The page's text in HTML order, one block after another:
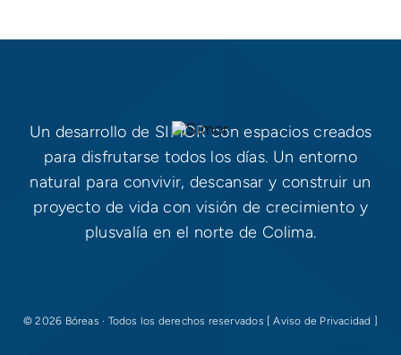
Un desarrollo de SIMOR con espacios creados
para disfrutarse todos los días. Un entorno
natural para convivir, descansar y construir un
proyecto de vida con visión de crecimiento y
plusvalía en el norte de Colima.
© 2026 Bóreas · Todos los derechos reservados [ Aviso de Privacidad ]